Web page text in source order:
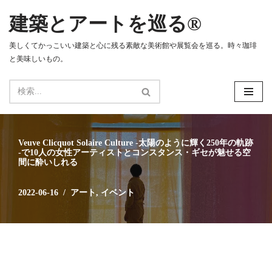
コ
ン
テ
ス
建築とアートを巡る®
美しくてかっこいい建築と心に残る素敵な美術館や展覧会を巡る。時々珈琲
と美味しいもの。
Veuve Clicquot Solaire Culture -太陽のように輝く250年の軌跡
-で10人の女性アーティストとコンスタンス・ギセが魅せる空
間に酔いしれる
2022-06-16 アート, イベント